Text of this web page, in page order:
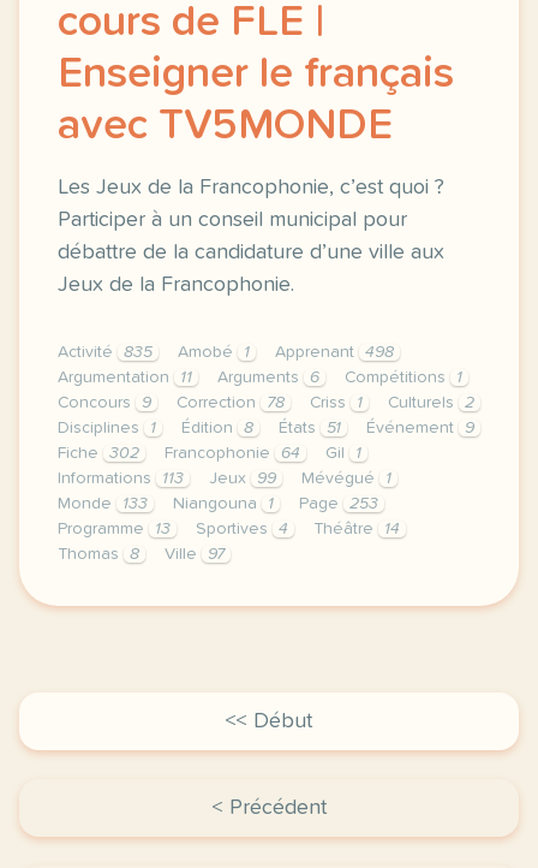
cours de FLE |
Enseigner le français
avec TV5MONDE
Les Jeux de la Francophonie, c’est quoi ?
Participer à un conseil municipal pour
débattre de la candidature d’une ville aux
Jeux de la Francophonie.
Activité 835 Amobé 1 Apprenant
498
Argumentation
11 Arguments 6 Compétitions
1
Concours
9 Correction 78 Criss 1 Culturels
2
Disciplines
1 Édition 8 États 51 Événement
9
Fiche
302 Francophonie 64 Gil
1
Informations
113 Jeux 99 Mévégué
1
Monde
133 Niangouna 1 Page
253
Programme
13 Sportives 4 Théâtre
14
Thomas
8 Ville 97
le respect de votre vie privee est une priorite
<< Début
< Précédent